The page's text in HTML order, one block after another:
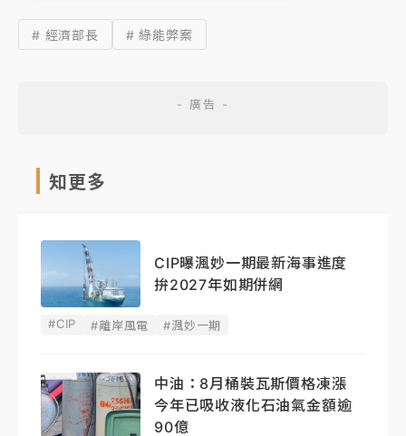
# 經濟部長 # 綠能弊案
知更多
CIP曝渢妙一期最新海事進度
拚2027年如期併網
#CIP #離岸風電 #渢妙一期
中油：8月桶裝瓦斯價格凍漲
今年已吸收液化石油氣金額逾
90億